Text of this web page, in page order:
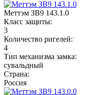
Меттэм ЗВ9 143.1.0
Класс защиты:
3
Количество ригелей:
4
Тип механизма замка:
сувальдный
Страна:
Россия